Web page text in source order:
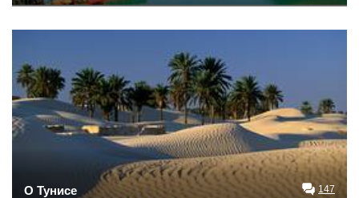
О Тунисе 147